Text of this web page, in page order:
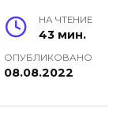
НА ЧТЕНИЕ
43 мин.
ОПУБЛИКОВАНО
08.08.2022